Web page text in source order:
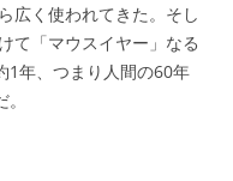
広く使われてきた。そし
て「マウスイヤー」なる
1年、つまり人間の60年